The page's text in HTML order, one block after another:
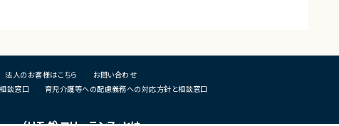
法人のお客様はこちら
お問い合わせ
談窓口 育児介護等への配慮義務への対応方針と相談窓口